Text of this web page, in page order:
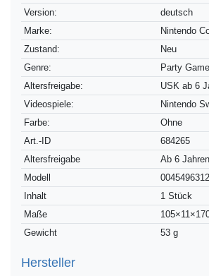
Merkmal
Version:
deutsch
Marke:
Nintendo
Zustand:
Neu
Genre:
Party
Altersfreigabe:
USK ab 6
Videospiele:
Nintendo
Farbe:
Ohne
Technisches
Merkmal
Wert
Art.-ID
684265
Altersfreigabe
Ab 6
Modell
Inhalt
1 Stück
Maße
Gewicht
53 g
Hersteller